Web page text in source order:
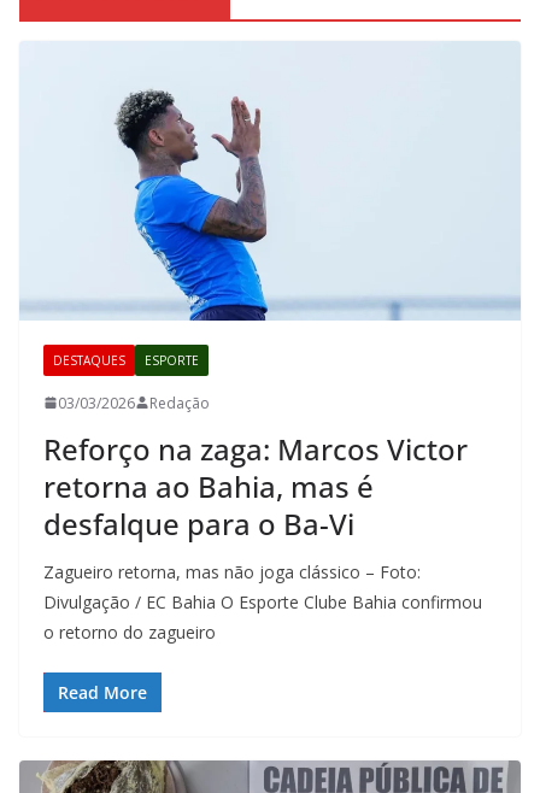
DESTAQUES ESPORTE
03/03/2026 Redação
Reforço na zaga: Marcos Victor
retorna ao Bahia, mas é
desfalque para o Ba-Vi
Zagueiro retorna, mas não joga clássico – Foto:
Divulgação / EC Bahia O Esporte Clube Bahia confirmou
o retorno do zagueiro
Read More